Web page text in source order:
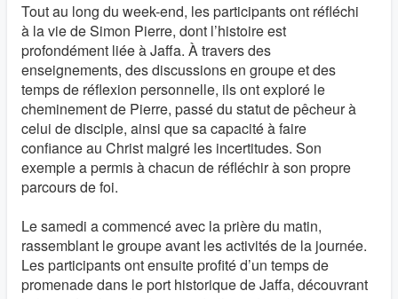
Tout au long du week-end, les participants ont réfléchi
à la vie de Simon Pierre, dont l’histoire est
profondément liée à Jaffa. À travers des
enseignements, des discussions en groupe et des
temps de réflexion personnelle, ils ont exploré le
cheminement de Pierre, passé du statut de pêcheur à
celui de disciple, ainsi que sa capacité à faire
confiance au Christ malgré les incertitudes. Son
exemple a permis à chacun de réfléchir à son propre
parcours de foi.
Le samedi a commencé avec la prière du matin,
rassemblant le groupe avant les activités de la journée.
Les participants ont ensuite profité d’un temps de
promenade dans le port historique de Jaffa, découvrant